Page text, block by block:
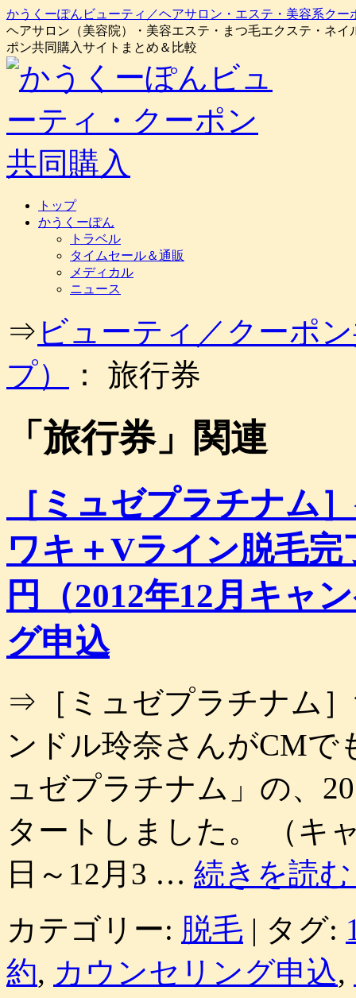
かうくーぽんビューティ／ヘアサロン・エステ・美容系ク
ヘアサロン（美容院）・美容エステ・まつ毛エクステ・ネ
ポン共同購入サイトまとめ＆比較
ッ
トップ
かうくーぽん
トラベル
タイムセール＆通販
メディカル
ニュース
⇒ ビューティ／クーポ
プ）
： 旅行券
「 旅行券」関連
［ミュゼプラチナム
ワキ＋Vライン脱毛
円（2012年12月キャ
グ申込
⇒［ミュゼプラチナム
ンドル玲奈さんがCMで
ュゼプラチナム」の、
タートしました。 （キ
日～12月3 … 続きを読
カテゴリー: 脱毛 | タグ:
約, カウンセリング申込,